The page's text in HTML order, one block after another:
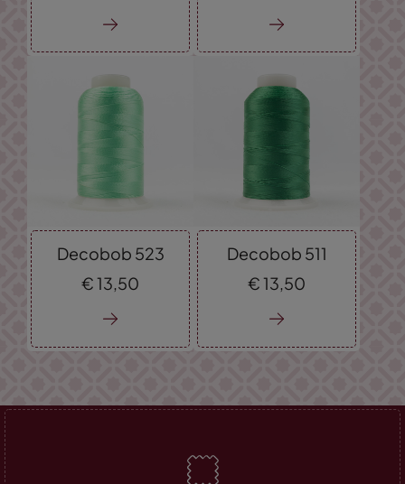
Decobob 523
€13, 50
Decobob 511
€13, 50